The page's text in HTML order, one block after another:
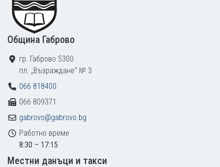
Община Габрово
гр. Габрово 5300
пл. „Възраждане“ № 3
066 818400
066 809371
gabrovo@gabrovo.bg
Работно време
8:30 – 17:15
Местни данъци и такси